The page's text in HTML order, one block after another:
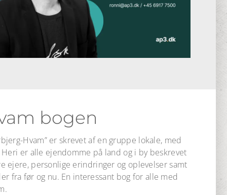
bogen
Hvam” er skrevet af en gruppe lokale, med
er alle ejendomme på land og i by beskrevet
ejere, personlige erindringer og oplevelser samt
fra før og nu. En interessant bog for alle med